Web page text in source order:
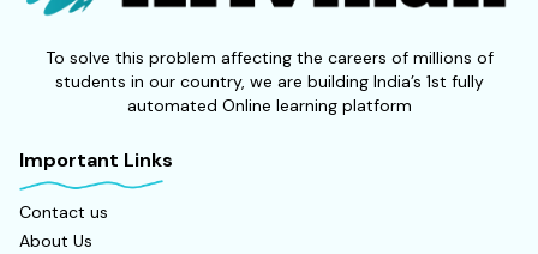
To solve this problem affecting the careers of millions of
students in our country, we are building India’s 1st fully
automated Online learning platform
Important Links
Contact us
About Us